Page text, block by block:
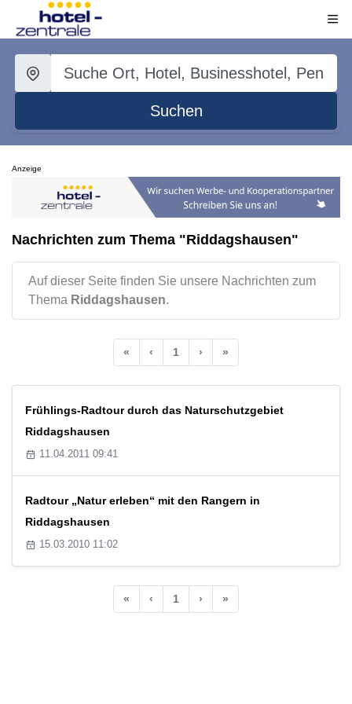
Suchen
Anzeige
Nachrichten zum Thema "Riddagshausen"
Auf dieser Seite finden Sie unsere Nachrichten zum
Thema Riddagshausen.
« ‹ 1 › »
Frühlings-Radtour durch das Naturschutzgebiet
Riddagshausen
11.04.2011 09:41
Radtour „Natur erleben“ mit den Rangern in
Riddagshausen
15.03.2010 11:02
« ‹ 1 › »